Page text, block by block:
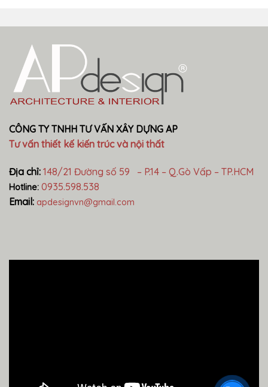
CÔNG TY TNHH TƯ VẤN XÂY DỰNG AP
Tư vấn thiết kế kiến trúc và nội thất
Địa chỉ: 148/21 Đường số 59 – P.14 – Q.Gò Vấp – TP.HCM
Hotline: 0935.598.538
Email: apdesignvn@gmail.com